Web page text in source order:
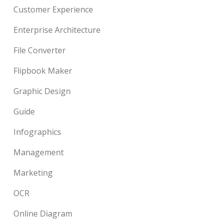
Customer Experience
Enterprise Architecture
File Converter
Flipbook Maker
Graphic Design
Guide
Infographics
Management
Marketing
OCR
Online Diagram